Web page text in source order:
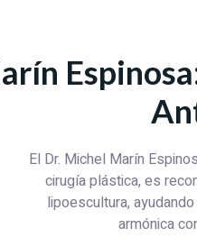
El Dr. Michel Marín
cirugía plástica, es
lipoescultura,
armónica